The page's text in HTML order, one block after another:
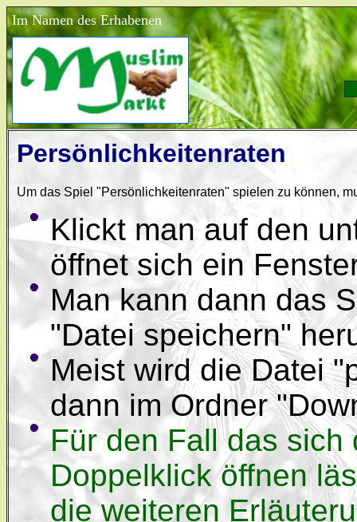
Im Namen des Erhabenen
Persönlichkeitenraten
Um das Spiel "Persönlichkeitenraten" spielen zu können,
Klickt man auf den
öffnet sich ein
Man kann dann das
"Datei speichern"
Meist wird die Datei
dann im Ordner
Für den Fall das sich
Doppelklick öffnen
die weiteren